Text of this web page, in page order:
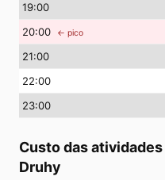
19:00
20:00 ← pico
21:00
22:00
23:00
Custo das atividades
Druhy